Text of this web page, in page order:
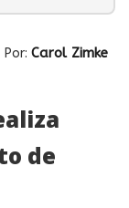
| Por: Carol Zimke
de